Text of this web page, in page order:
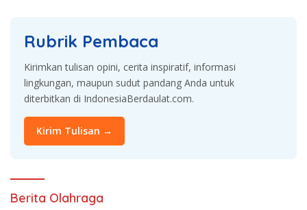
Rubrik Pembaca
Kirimkan tulisan opini, cerita inspiratif, informasi
lingkungan, maupun sudut pandang Anda untuk
diterbitkan di IndonesiaBerdaulat.com.
Kirim Tulisan →
Berita Olahraga